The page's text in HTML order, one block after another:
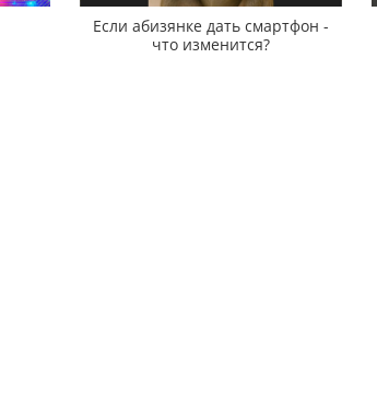
Если абизянке дать смартфон -
что изменится?